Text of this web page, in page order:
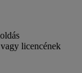
licencének